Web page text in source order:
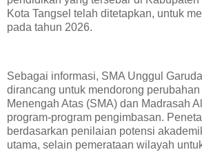
Kota Tangsel telah ditetapkan, untuk
pada tahun 2026.
Sebagai informasi, SMA Unggul
dirancang untuk mendorong
Menengah Atas (SMA) dan Madrasah
program-program pengimbasan.
berdasarkan penilaian potensi
utama, selain pemerataan wilayah